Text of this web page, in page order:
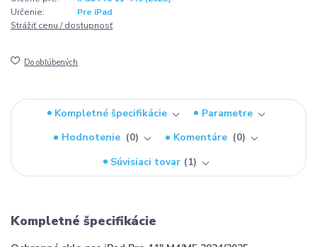
Určenie:
Pre iPad
Strážiť cenu / dostupnosť
Do obľúbených
Kompletné špecifikácie
Parametre
Hodnotenie
0 Komentáre
0
Súvisiaci tovar
1
Kompletné špecifikácie